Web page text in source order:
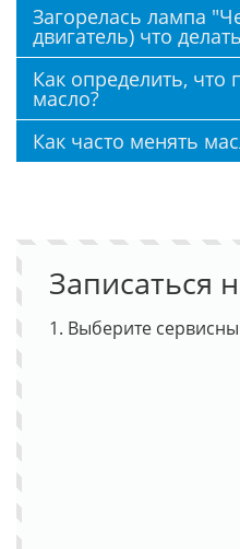
Загорелась лампа
двигатель) что
Как определить, что
масло?
Как часто менять
Записаться
1. Выберите